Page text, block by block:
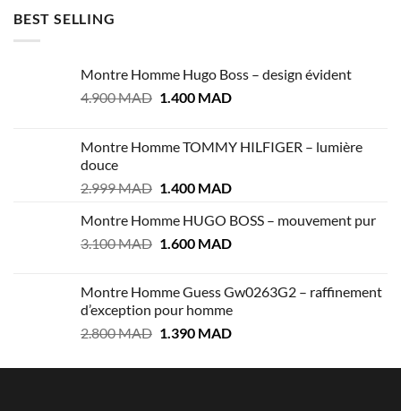
BEST SELLING
Montre Homme Hugo Boss – design évident
4.900MAD Le
était :
1.400 MADLe
est :
Montre Homme TOMMY HILFIGER – lumière
douce
2.999MAD Le
initial
était :
1.400 MADLe
actuel
est :
Montre Homme HUGO BOSS – mouvement pur
3.100MAD Le
était :
3.100 MAD.
1.600 MADLe
est :
1.600 MAD.
Montre Homme Guess Gw0263G2 – raffinement
d’exception pour homme
2.800MAD Le
initial
1.390 MADLe
actuel